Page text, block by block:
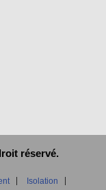
réservé.
Isolation